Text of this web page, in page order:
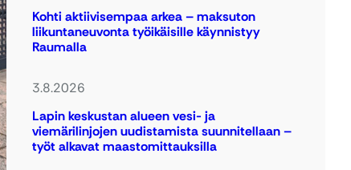
Kohti aktiivisempaa arkea – maksuton
liikuntaneuvonta työikäisille käynnistyy
Raumalla
3.8.2026
Lapin keskustan alueen vesi- ja
viemärilinjojen uudistamista suunnitellaan –
työt alkavat maastomittauksilla